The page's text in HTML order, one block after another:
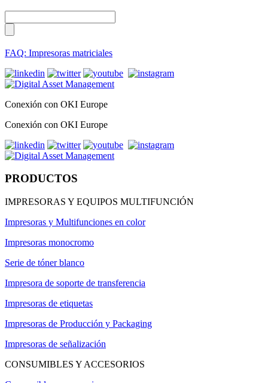
FAQ: Impresoras matriciales
Conexión con OKI Europe
Conexión con OKI Europe
PRODUCTOS
IMPRESORAS Y EQUIPOS MULTIFUNCIÓN
Impresoras y Multifunciones en color
Impresoras monocromo
Serie de tóner blanco
Impresora de soporte de transferencia
Impresoras de etiquetas
Impresoras de Producción y Packaging
Impresoras de señalización
CONSUMIBLES Y ACCESORIOS